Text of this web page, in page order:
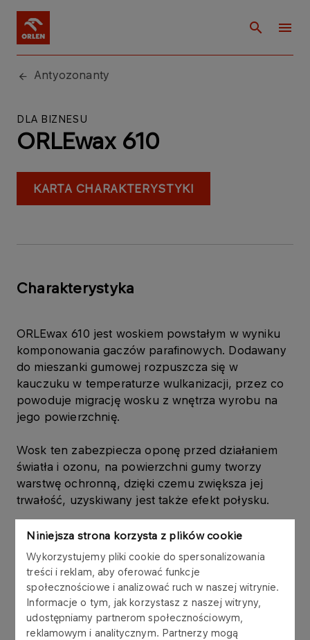
Niniejsza strona korzysta z plików cookie
Wykorzystujemy pliki cookie do spersonalizowania
treści i reklam, aby oferować funkcje
społecznościowe i analizować ruch w naszej witrynie.
Informacje o tym, jak korzystasz z naszej witryny,
udostępniamy partnerom społecznościowym,
reklamowym i analitycznym. Partnerzy mogą
Antyozonanty
DLA BIZNESU
ORLEwax 610
KARTA CHARAKTERYSTYKI
Charakterystyka
ORLEwax 610 jest woskiem powstałym w wyniku
komponowania gaczów parafinowych. Dodawany
do mieszanki gumowej rozpuszcza się w
kauczuku w temperaturze wulkanizacji, przez co
powoduje migrację wosku z wnętrza wyrobu na
jego powierzchnię.
Wosk ten zabezpiecza oponę przed działaniem
światła i ozonu, na powierzchni gumy tworzy
warstwę ochronną, dzięki czemu zwiększa jej
trwałość, uzyskiwany jest także efekt połysku.
Zastosowanie
Przemysł gumowy – jako środek o działaniu
przeciwstarzeniowym, dodawany do mieszanek
gumowych​